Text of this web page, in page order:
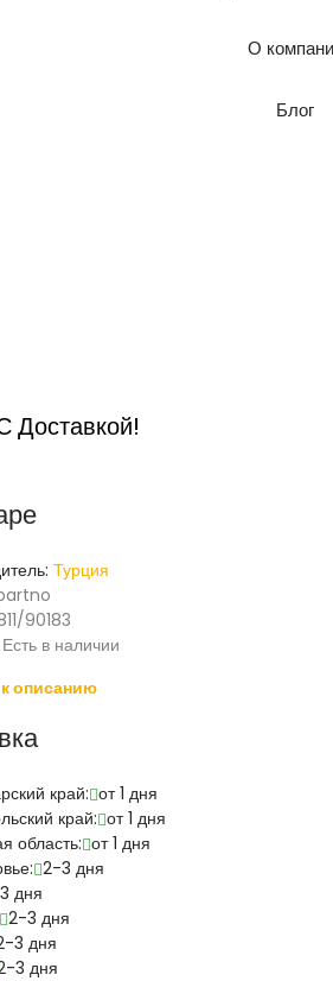
О
Блог
Доставкой!
Турция
90183
Есть в наличии
описанию
край: от 1 дня
край: от 1 дня
область: от 1 дня
2-3 дня
дня
2-3 дня
3 дня
3 дня